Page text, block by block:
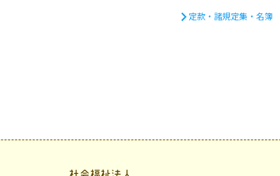
定款・諸規定集・名簿